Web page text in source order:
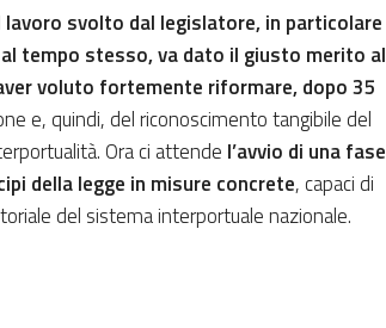
lavoro svolto dal legislatore, in particolare
tempo stesso, va dato il giusto merito al
voluto fortemente riformare, dopo 35
e, quindi, del riconoscimento tangibile del
Ora ci attende l’avvio di una fase
della legge in misure concrete, capaci di
del sistema interportuale nazionale.